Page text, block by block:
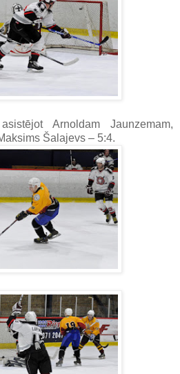
Arnoldam Jaunzemam,
Šalajevs – 5:4.